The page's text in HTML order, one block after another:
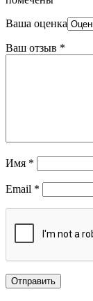
Ваша оценка
Ваш отзыв *
Имя *
Email *